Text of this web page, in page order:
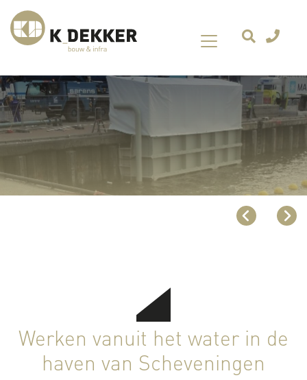
Werken vanuit het water in de
haven van Scheveningen